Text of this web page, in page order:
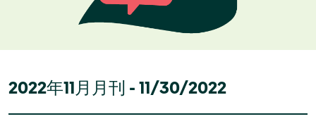
2022年11月月刊 - 11/30/2022